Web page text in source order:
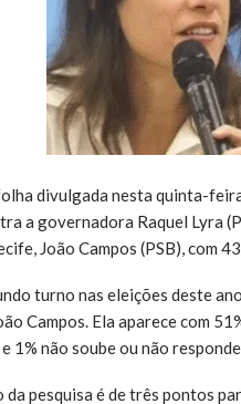
divulgada nesta quinta-
a governadora Raquel Lyra
João Campos (PSB), com
turno nas eleições deste
Campos. Ela aparece com
1% não soube ou não
da pesquisa é de três pontos